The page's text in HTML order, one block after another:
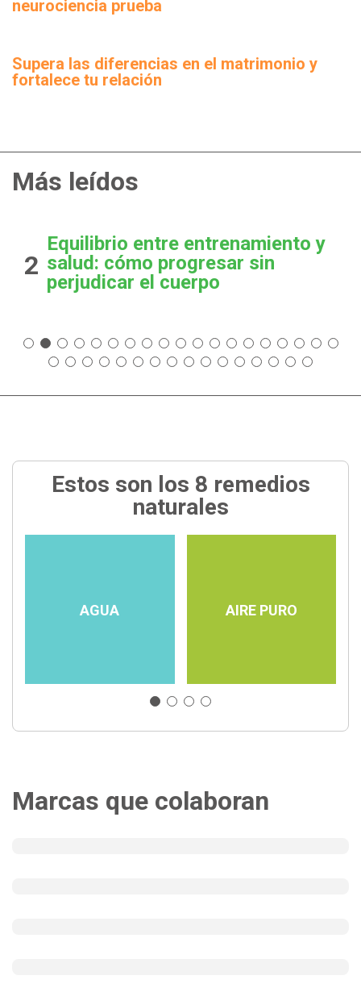
neurociencia prueba
Supera las diferencias en el matrimonio y
fortalece tu relación
Más leídos
2
Equilibrio entre entrenamiento y
salud: cómo progresar sin
perjudicar el cuerpo
Estos son los 8 remedios
naturales
AGUA AIRE PURO
Marcas que colaboran